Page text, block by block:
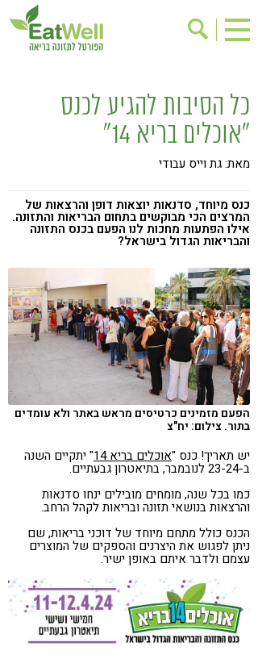
בישול בריא
אינדקס עסקים
ריפוי ומניעת מחלות
בריאות האישה
אירועים
שינוי תזונתי
גישות בתזונה
דיאטה
ילדים
תזונה וספורט
הפרעות קשב & ריכוז
אכילה רגשית
רגישות לגלוטן
טעים להכיר
קורונה
טבעונות
כל הסיבות להגיע לכנס
"אוכלים בריא 14"
מאת: גת וייס עבודי
כנס מיוחד, סדנאות יוצאות דופן והרצאות של
המרצים הכי מבוקשים בתחום הבריאות והתזונה.
אילו הפתעות מחכות לנו הפעם בכנס התזונה
והבריאות הגדול בישראל?
הפעם מזמינים כרטיסים מראש באתר ולא עומדים
בתור. צילום: יח"צ
יש תאריך! כנס "אוכלים בריא 14 " יתקיים השנה
ב-23-24 לנובמבר, בתיאטרון גבעתיים.
כמו בכל שנה, מומחים מובילים ינחו סדנאות
והרצאות בנושאי תזונה ובריאות לקהל הרחב.
הכנס כולל מתחם מיוחד של דוכני בריאות, שם
ניתן לפגוש את היצרנים והספקים של המוצרים
עצמם ולדבר איתם באופן ישיר.